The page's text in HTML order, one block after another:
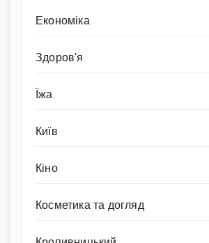
Економіка
Здоров'я
Їжа
Київ
Кіно
Косметика та догляд